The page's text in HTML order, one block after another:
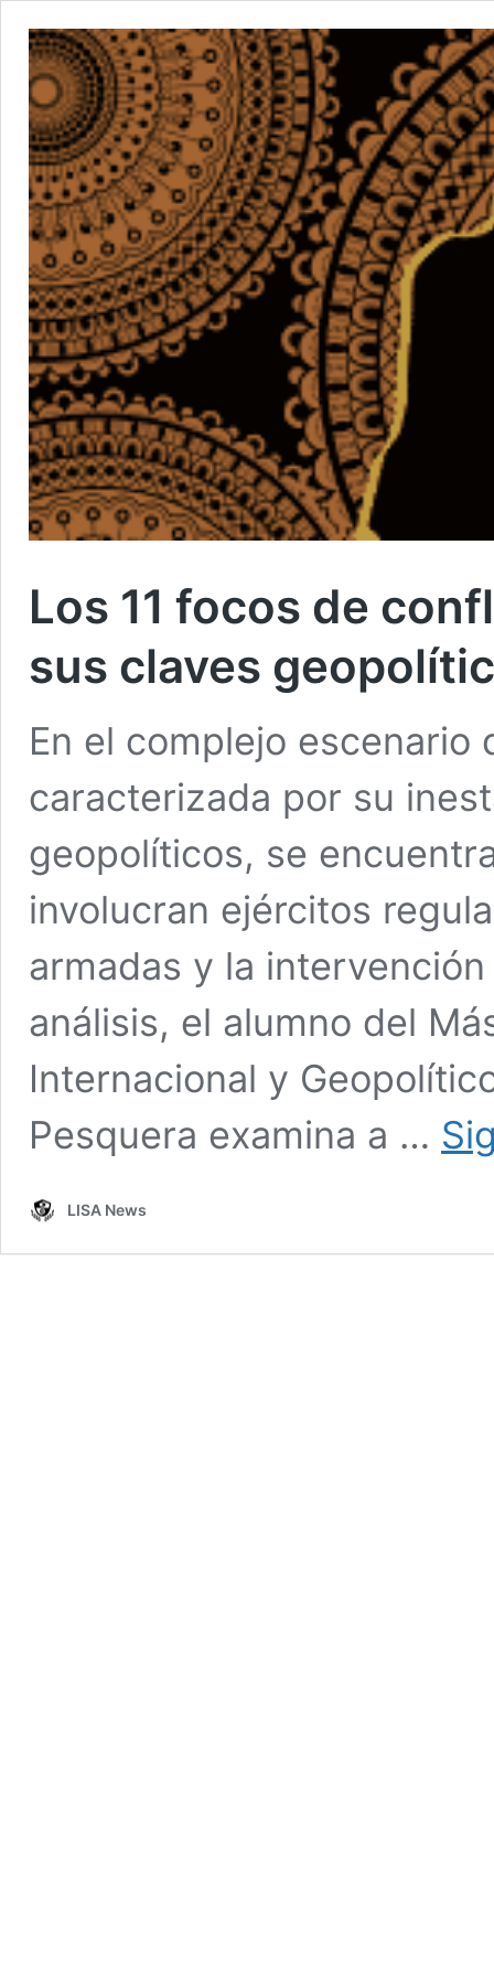
Los 11 focos de
sus claves
En el complejo escenario
caracterizada por su
geopolíticos, se
involucran ejércitos
armadas y la
análisis, el alumno del
Internacional y
Pesquera examina a …
LISA News